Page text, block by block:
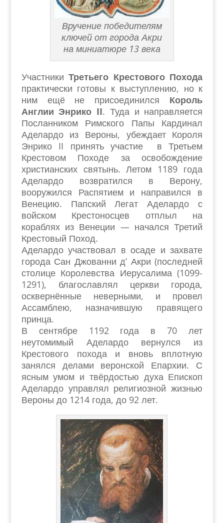
Вручение победителям
ключей от города Акри
на миниатюре 13 века
УчастникиТретьего Крестового Похода
практически готовы к выступлению, но к
ним ещё не присоединился Король
Англии Энрико II. Туда и направляется
Посланником Римского Папы Кардинал
Аделардо из Вероны, убеждает Короля
Энрико II принять участие в Третьем
Крестовом Походе за освобождение
христианских святынь. Летом 1189 года
Аделардо возвратился в Верону,
вооружился Распятием и направился в
Венецию. Папский Легат Аделардо с
войском Крестоносцев отплыл на
кораблях из Венеции — начался Третий
Крестовый Поход.
Аделардо участвовал в осаде и захвате
города Сан Джованни д’ Акри (последней
столице Королевства Иерусалима (1099-
1291), благославлял церкви города,
осквернённые неверными, и провел
Ассамблею, назначившую правящего
принца.
В сентябре 1192 года в 70 лет
неутомимый Аделардо вернулся из
Крестового похода и вновь вплотную
занялся делами веронской Епархии. С
ясным умом и твёрдостью духа Епископ
Аделардо управлял религиозной жизнью
Вероны до 1214 года, до 92 лет.